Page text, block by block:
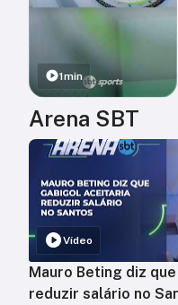
1min
Arena SBT
Vídeo
Mauro Beting diz
reduzir salário no